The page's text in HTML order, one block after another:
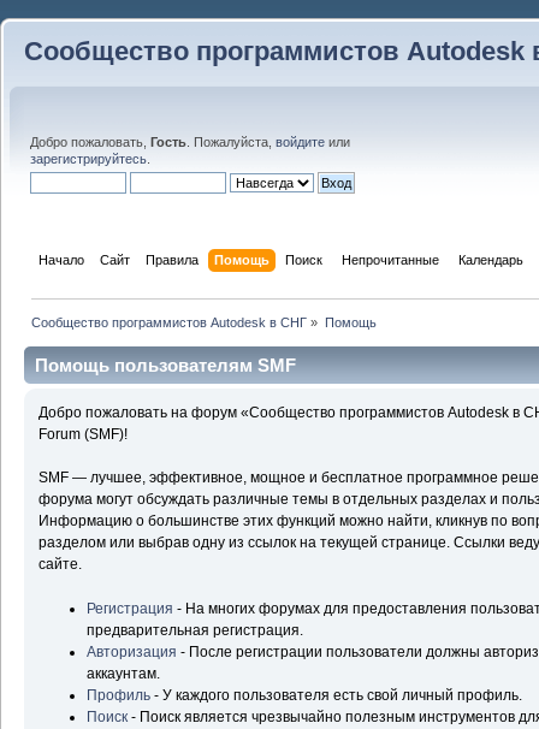
Сообщество программистов Autodesk
Добро пожаловать, Гость . Пожалуйста, войдите или
зарегистрируйтесь
Начало Сайт Правила Помощь Поиск Непрочитанные Календарь
Сообщество программистов Autodesk в СНГ » Помощь
Помощь пользователям SMF
Добро пожаловать на форум «Сообщество программистов Autodesk в
Forum (SMF)!
SMF — лучшее, эффективное, мощное и бесплатное программное
форума могут обсуждать различные темы в отдельных разделах и
Информацию о большинстве этих функций можно найти, кликнув по
разделом или выбрав одну из ссылок на текущей странице. Ссылки
сайте.
Регистрация - На многих форумах для предоставления
предварительная регистрация.
Авторизация - После регистрации пользователи должны
аккаунтам.
Профиль - У каждого пользователя есть свой личный профиль.
Поиск - Поиск является чрезвычайно полезным инструментов